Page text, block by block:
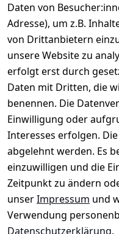
Daten von
Adresse), um z.B.
von Drittanbietern
unsere Website zu
erfolgt erst durch
Daten mit Dritten, die
benennen. Die
Einwilligung oder
Interesses erfolgen.
abgelehnt werden. Es
einzuwilligen und die
Zeitpunkt zu ändern
unserImpressum und
Verwendung
Datenschutzerklärung.
Rechtliches
AGB
Impressum
Datenschutze
rklärung
Barrierefreihe
itserklärung
Widerrufsrec
ht
Service
Kontakt
Kontakt
↺ 30 Tage
cht